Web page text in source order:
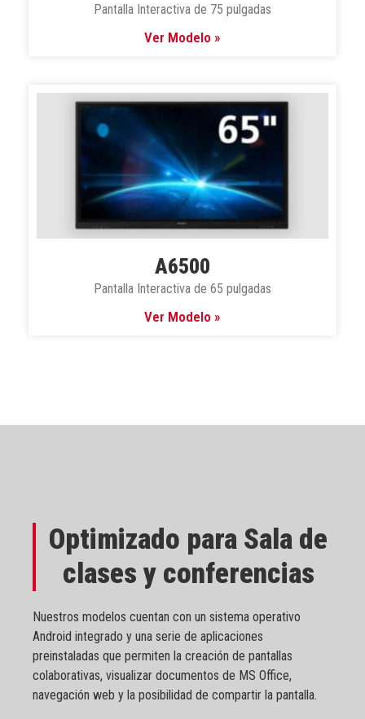
Pantalla Interactiva de 75 pulgadas
Ver Modelo »
A6500
Pantalla Interactiva de 65 pulgadas
Ver Modelo »
Optimizado para Sala de
clases y conferencias
Nuestros modelos cuentan con un sistema operativo
Android integrado y una serie de aplicaciones
preinstaladas que permiten la creación de pantallas
colaborativas, visualizar documentos de MS Office,
navegación web y la posibilidad de compartir la pantalla.